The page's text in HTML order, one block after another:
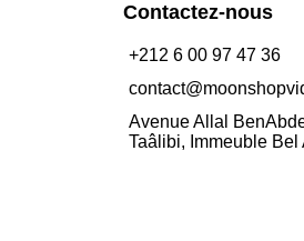
Contactez-nous
+212 6 00 97 47 36
Avenue Allal
Taâlibi, Immeuble Bel